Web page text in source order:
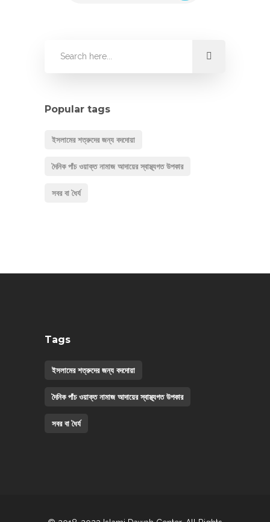
Popular tags
ইসলামের শত্রুদের জন্য বদদোয়া
দৈনিক পাঁচ ওয়াক্ত নামাজ আদায়ের স্বাস্থ্যগত উপকার
সবর বা ধৈর্য
Tags
ইসলামের শত্রুদের জন্য বদদোয়া
দৈনিক পাঁচ ওয়াক্ত নামাজ আদায়ের স্বাস্থ্যগত উপকার
সবর বা ধৈর্য